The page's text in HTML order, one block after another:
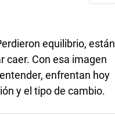
equilibrio, están
caer. Con esa imagen
enfrentan hoy
y el tipo de cambio.